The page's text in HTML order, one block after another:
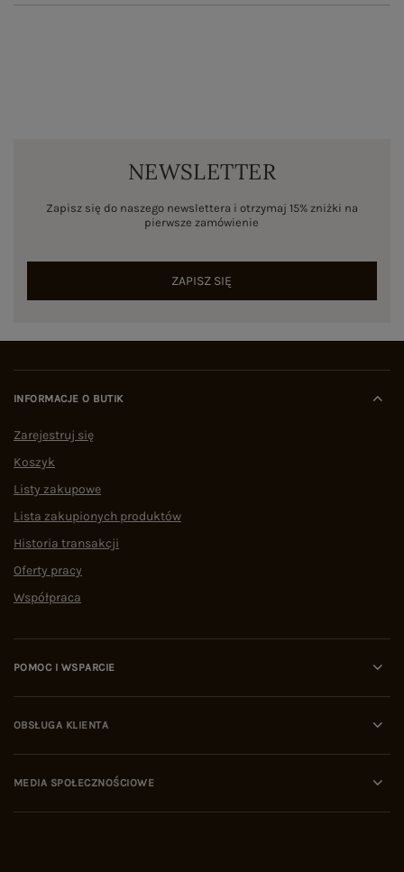
NEWSLETTER
Zapisz się do naszego newslettera i otrzymaj 15% zniżki na
pierwsze zamówienie
ZAPISZ SIĘ
INFORMACJE O BUTIK
Zarejestruj się
Koszyk
Listy zakupowe
Lista zakupionych produktów
Historia transakcji
Oferty pracy
Współpraca
POMOC I WSPARCIE
OBSŁUGA KLIENTA
MEDIA SPOŁECZNOŚCIOWE